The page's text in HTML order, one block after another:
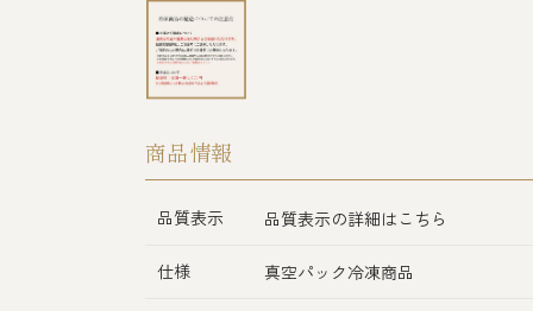
商品情報
品質表示 品質表示の詳細はこちら
仕様 真空パック冷凍商品